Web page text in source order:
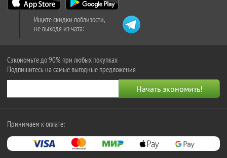
Ищите скидки поблизости,
не выходя из чата:
Сэкономьте до 90% при любых покупках
Подпишитесь на самые выгодные предложения
Принимаем к оплате: